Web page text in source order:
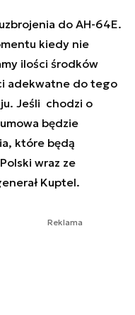
do AH-64E.
kiedy nie
ilości środków
adekwatne do tego
Jeśli chodzi o
będzie
które będą
wraz ze
Kuptel.
Reklama